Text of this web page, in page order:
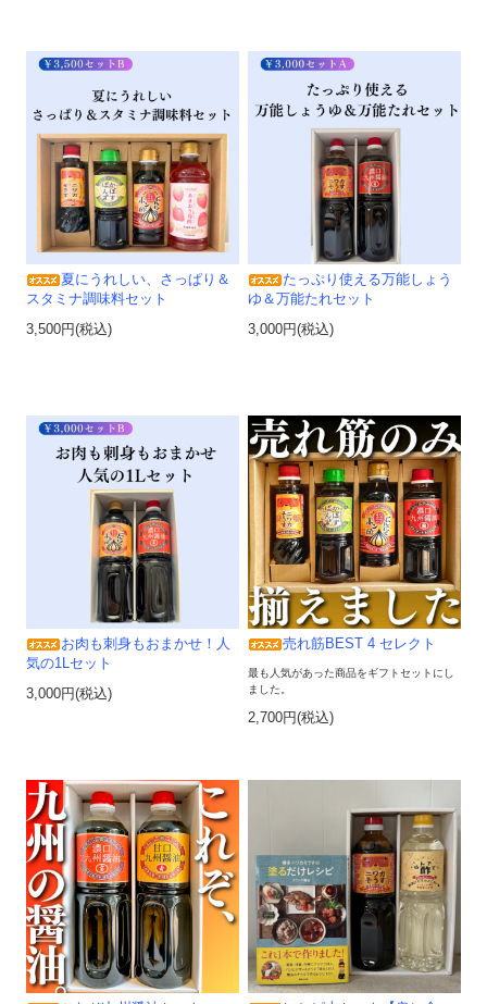
夏にうれしい、さっぱり＆
スタミナ調味料セット
3,500円(税込)
たっぷり使える万能しょう
ゆ＆万能たれセット
3,000円(税込)
お肉も刺身もおまかせ！人
気の1Lセット
3,000円(税込)
売れ筋BEST 4 セレクト
最も人気があった商品をギフトセットにし
ました。
2,700円(税込)